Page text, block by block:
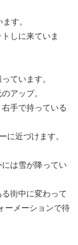
す。
しに来ていま
ています。
アップ。
手で持っている
に近づけます。
は雪が降ってい
街中に変わって
ーメーションで待